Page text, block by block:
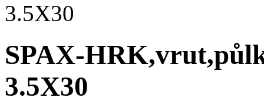
3.5X30
SPAX-
3.5X30